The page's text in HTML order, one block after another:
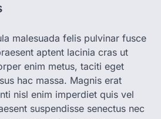
एल्बेंडाजोल
Khabar August 7, 2026
राष्ट्रीय कृमि मुक्ति दिवस भारत सरकार द्वारा
के स्वास्थ्य सुधार के लिए वर्ष…
malesuada felis pulvinar fusce
aptent lacinia cras ut
enim metus, taciti eget
hac massa. Magnis erat
nisl enim imperdiet quis vel
suspendisse senectus nec